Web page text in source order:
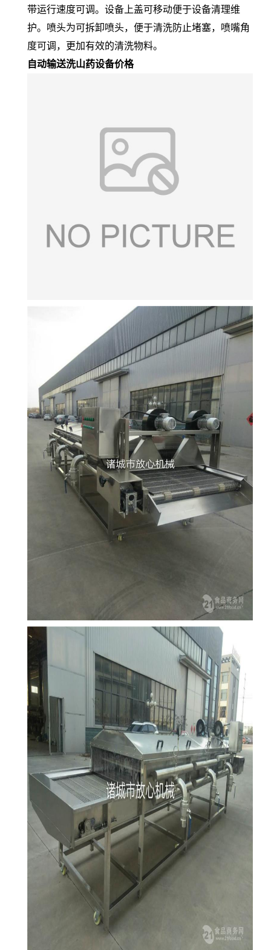
带运行速度可调。设备上盖可移动便于设备清理维
护。喷头为可拆卸喷头，便于清洗防止堵塞，喷嘴角
度可调，更加有效的清洗物料。
自动输送洗山药设备价格